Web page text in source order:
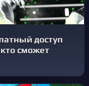
доступ
сможет